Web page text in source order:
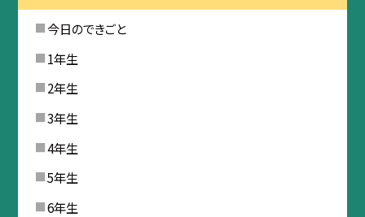
今日のできごと
1年生
2年生
3年生
4年生
5年生
6年生